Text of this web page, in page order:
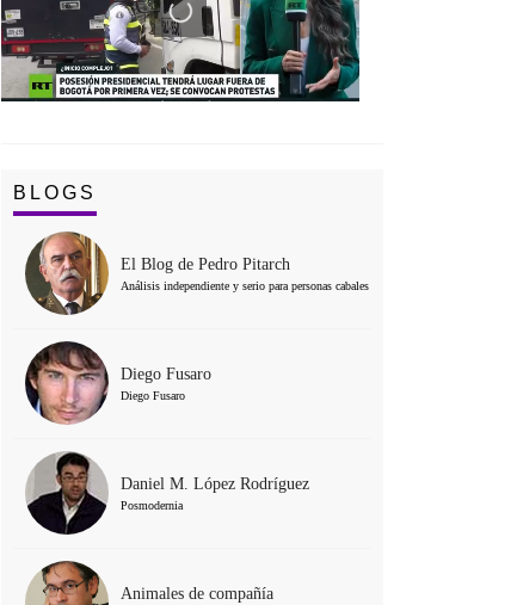
BLOGS
El Blog de Pedro Pitarch
Análisis independiente y serio para personas cabales
Diego Fusaro
Diego Fusaro
Daniel M. López Rodríguez
Posmodernia
Animales de compañía